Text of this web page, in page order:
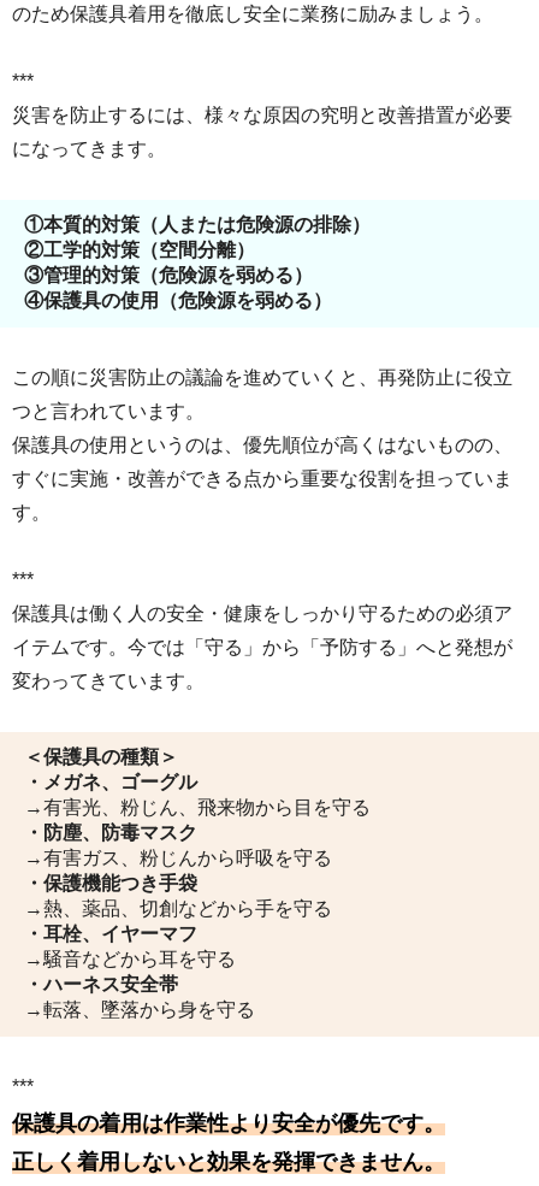
のため保護具着用を徹底し安全に業務に励みましょう。
***
災害を防止するには、様々な原因の究明と改善措置が必要
になってきます。
①本質的対策（人または危険源の排除）
②工学的対策（空間分離）
③管理的対策（危険源を弱める）
④保護具の使用（危険源を弱める）
この順に災害防止の議論を進めていくと、再発防止に役立
つと言われています。
保護具の使用というのは、優先順位が高くはないものの、
すぐに実施・改善ができる点から重要な役割を担っていま
す。
***
保護具は働く人の安全・健康をしっかり守るための必須ア
イテムです。今では「守る」から「予防する」へと発想が
変わってきています。
＜保護具の種類＞
・メガネ、ゴーグル
→有害光、粉じん、飛来物から目を守る
・防塵、防毒マスク
→有害ガス、粉じんから呼吸を守る
・保護機能つき手袋
→熱、薬品、切創などから手を守る
・耳栓、イヤーマフ
→騒音などから耳を守る
・ハーネス安全帯
→転落、墜落から身を守る
***
保護具の着用は作業性より安全が優先です。
正しく着用しないと効果を発揮できません。